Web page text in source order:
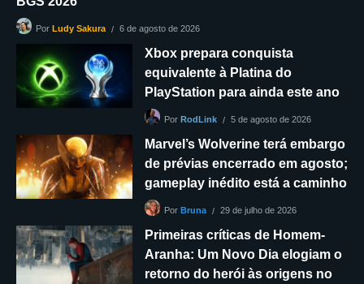
Por Ludy Sakura 6 de agosto de 2026
Xbox prepara conquista
equivalente à Platina do
PlayStation para ainda este ano
Por RodLink 5 de agosto de 2026
Marvel’s Wolverine terá embargo
de prévias encerrado em agosto;
gameplay inédito está a caminho
Por Bruna 29 de julho de 2026
Primeiras críticas de Homem-
Aranha: Um Novo Dia elogiam o
retorno do herói às origens no